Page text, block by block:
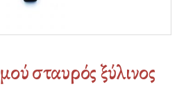
σταυρός ξύλινος